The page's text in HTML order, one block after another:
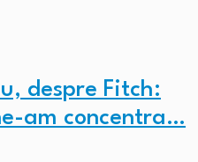
despre Fitch:
am concentra…